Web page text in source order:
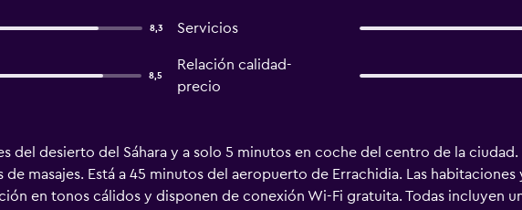
8,3 Servicios
8,5
Relación calidad-
precio
del desierto del Sáhara y a solo 5 minutos en coche del centro de la ciudad.
masajes. Está a 45 minutos del aeropuerto de Errachidia. Las habitaciones
en tonos cálidos y disponen de conexión Wi-Fi gratuita. Todas incluyen